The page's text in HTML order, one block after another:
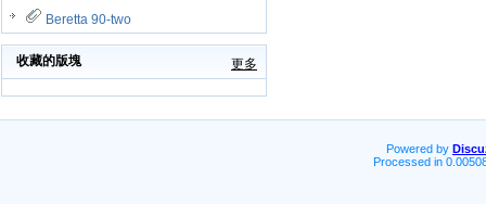
Beretta 90-two
收藏的版塊 更多
Powered by
Processed in